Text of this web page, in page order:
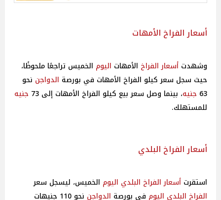
أسعار الفراخ الأمهات
وشهدت أسعار الفراخ الأمهات اليوم الخميس تراجعًا ملحوظًا،
حيث سجل سعر كيلو الفراخ الأمهات في بورصة الدواجن نحو
63 جنيه، بينما وصل سعر بيع كيلو الفراخ الأمهات إلى 73
جنيه
للمستهلك.
أسعار الفراخ البلدي
استقرت أسعار الفراخ البلدي اليوم الخميس، ليسجل سعر
الفراخ البلدي اليوم في بورصة الدواجن
نحو 110 جنيهات